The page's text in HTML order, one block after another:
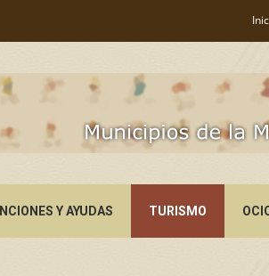
Y AYUDAS TURISMO